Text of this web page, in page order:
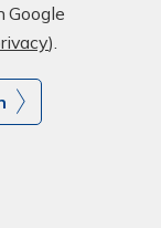
Google
).